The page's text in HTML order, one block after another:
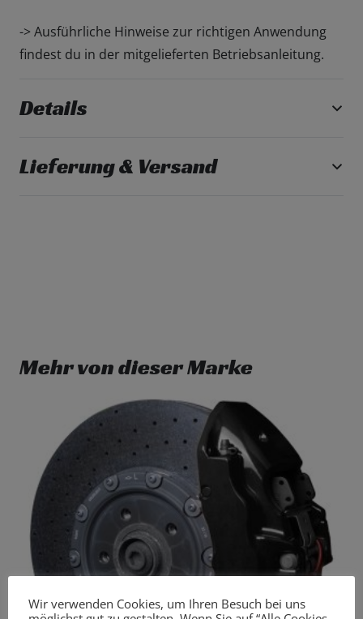
-> Ausführliche Hinweise zur richtigen Anwendung
findest du in der mitgelieferten Betriebsanleitung.
Details
Lieferung & Versand
Mehr von dieser Marke
Wir verwenden Cookies, um Ihren Besuch bei uns